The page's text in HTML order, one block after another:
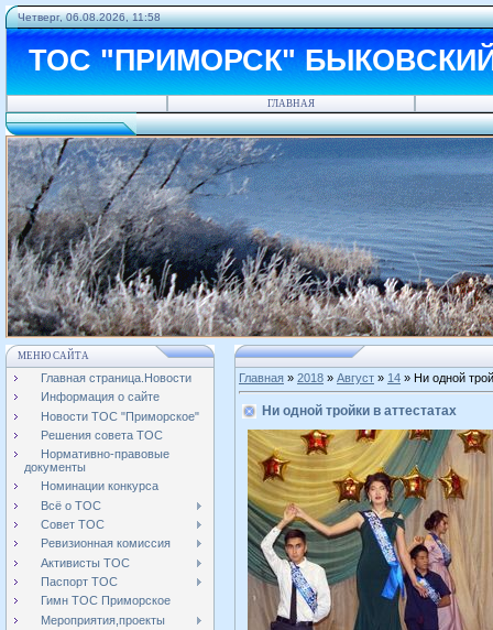
Четверг, 06.08.2026, 11:58
ТОС "ПРИМОРСК"
ГЛАВНАЯ
МЕНЮ САЙТА
Главная страница.Новости
Информация о сайте
Новости ТОС "Приморское"
Решения совета ТОС
Нормативно-правовые
документы
Номинации конкурса
Всё о ТОС
Совет ТОС
Ревизионная комиссия
Активисты ТОС
Паспорт ТОС
Гимн ТОС Приморское
Мероприятия,проекты
Главная » 2018 » Август » 14 » Ни одной
Ни одной тройки в аттестатах